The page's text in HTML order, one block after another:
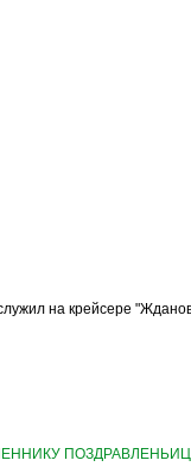
на крейсере